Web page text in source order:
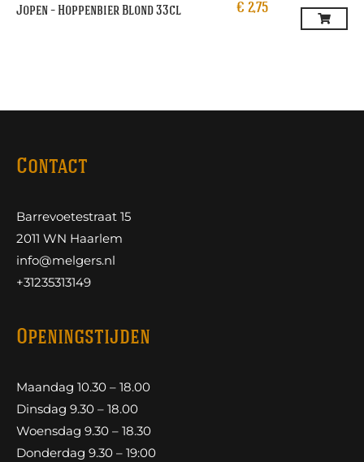
Jopen – Hoppenbier Blond 33cl € 2,75
Contact
Barrevoetestraat 15
2011 WN Haarlem
info@melgers.nl
+31235313149
Openingstijden
Maandag 10.30 – 18.00
Dinsdag 9.30 – 18.00
Woensdag 9.30 – 18.30
Donderdag 9.30 – 19:00